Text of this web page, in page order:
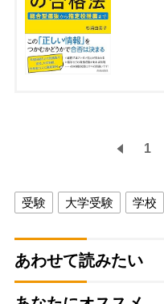
1
受験 大学受験 学校
あわせて読みたい